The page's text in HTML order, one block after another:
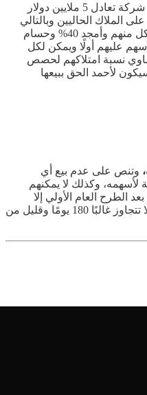
إذا كان أحمد يمتلك 10% من حصص شركة تعادل 5 ملايين دولار
الملاك الحاليين وبالتالي
في حال امتلك محمد وحسن 20% لكل منهم وأمجد 40% وحسام
عليهم أولًا ويمكن لكل
نسبة امتلاكهم لحصص
لأحمد الحق ببيعها
وتنص على عدم بيع أي
وكذلك لا يمكنهم
الطرح العام الأولي إلا
بانقضاء الفترة المتفقة عليها والتي لا تتجاوز غالبًا 180 يومًا وقليل من